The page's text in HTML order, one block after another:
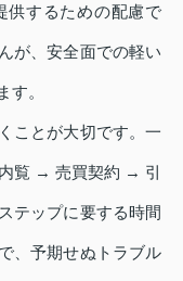
供するための配慮で
が、安全面での軽い
す。
ことが大切です。一
覧 → 売買契約 → 引
テップに要する時間
、予期せぬトラブル